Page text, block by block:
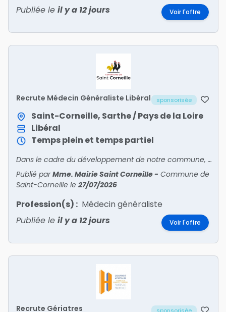
Publiée le il y a 12 jours Voir l'offre
Recrute Médecin Généraliste Libéral sponsorisée
Saint-Corneille, Sarthe / Pays de la Loire
Libéral
Temps plein et temps partiel
Dans le cadre du développement de notre commune, nous recherchons un médecin généraliste libéral souhaitant s'installer dans un environnement dynamique et agréable.
Publié parMme. Mairie Saint Corneille- Commune de
Saint-Corneille le 27/07/2026
Profession(s) : Médecin généraliste
Publiée le il y a 12 jours Voir l'offre
Recrute Gériatres